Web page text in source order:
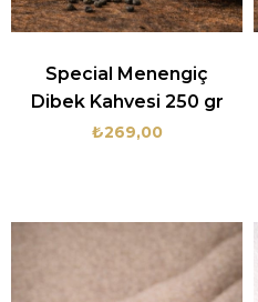
Special Menengiç
Dibek Kahvesi 250 gr
₺269,00